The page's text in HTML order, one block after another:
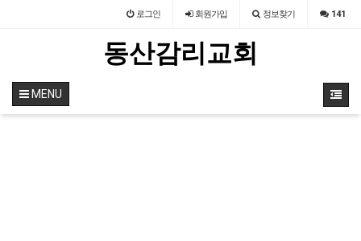
로그인 회원가입 정보찾기 141
동산감리교회
MENU